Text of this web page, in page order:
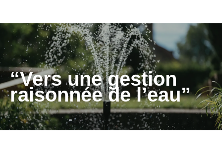
“Vers une gestion
raisonnée de l’eau”